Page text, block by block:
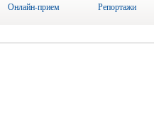
Онлайн-прием Репортажи